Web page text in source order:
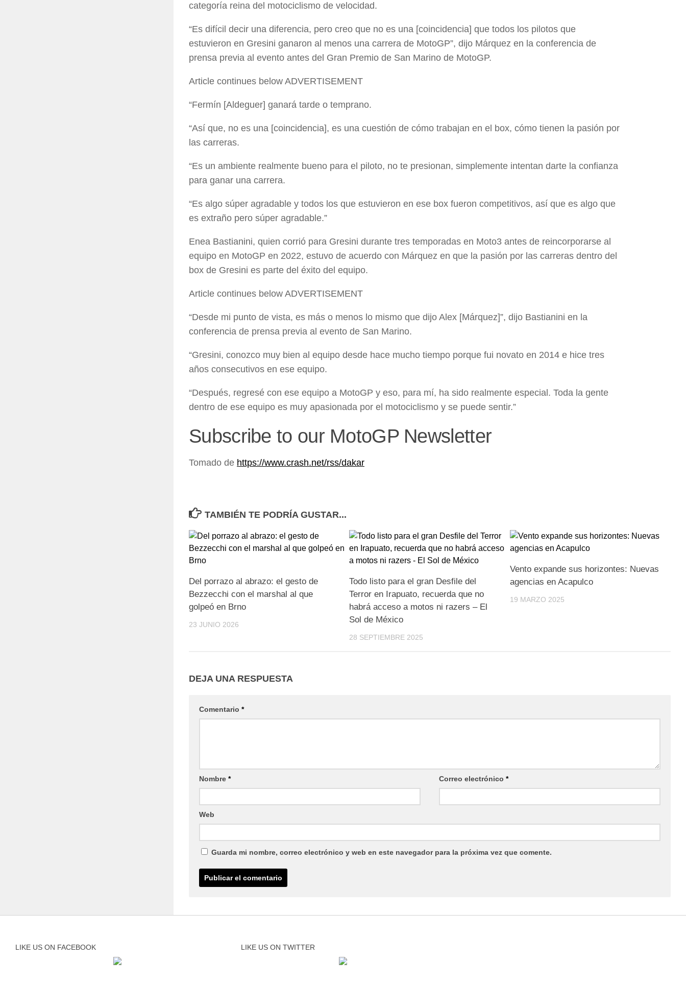
categoría reina del motociclismo de velocidad.
“Es difícil decir una diferencia, pero creo que no es una [coincidencia] que todos los pilotos que
estuvieron en Gresini ganaron al menos una carrera de MotoGP”, dijo Márquez en la conferencia de
prensa previa al evento antes del Gran Premio de San Marino de MotoGP.
Article continues below ADVERTISEMENT
“Fermín [Aldeguer] ganará tarde o temprano.
“Así que, no es una [coincidencia], es una cuestión de cómo trabajan en el box, cómo tienen la pasión por
las carreras.
“Es un ambiente realmente bueno para el piloto, no te presionan, simplemente intentan darte la confianza
para ganar una carrera.
“Es algo súper agradable y todos los que estuvieron en ese box fueron competitivos, así que es algo que
es extraño pero súper agradable.”
Enea Bastianini, quien corrió para Gresini durante tres temporadas en Moto3 antes de reincorporarse al
equipo en MotoGP en 2022, estuvo de acuerdo con Márquez en que la pasión por las carreras dentro del
box de Gresini es parte del éxito del equipo.
Article continues below ADVERTISEMENT
“Desde mi punto de vista, es más o menos lo mismo que dijo Alex [Márquez]”, dijo Bastianini en la
conferencia de prensa previa al evento de San Marino.
“Gresini, conozco muy bien al equipo desde hace mucho tiempo porque fui novato en 2014 e hice tres
años consecutivos en ese equipo.
“Después, regresé con ese equipo a MotoGP y eso, para mí, ha sido realmente especial. Toda la gente
dentro de ese equipo es muy apasionada por el motociclismo y se puede sentir.”
Subscribe to our MotoGP Newsletter
Tomado de https://www.crash.net/rss/dakar
TAMBIÉN TE PODRÍA GUSTAR...
Del porrazo al abrazo: el gesto de
Bezzecchi con el marshal al que
golpeó en Brno
23 JUNIO 2026
Todo listo para el gran Desfile del
Terror en Irapuato, recuerda que no
habrá acceso a motos ni razers – El
Sol de México
28 SEPTIEMBRE 2025
Vento expande sus horizontes: Nuevas
agencias en Acapulco
19 MARZO 2025
DEJA UNA RESPUESTA
Comentario *
Nombre * Correo electrónico*
Web
Guarda mi nombre, correo electrónico y web en este navegador para la próxima vez que comente.
LIKE US ON FACEBOOK LIKE US ON TWITTER